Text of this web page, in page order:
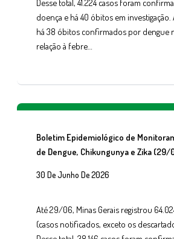
Desse total, 41.224 casos foram
doença e há 40 óbitos em
há 38 óbitos confirmados por dengue
relação à febre…
Boletim Epidemiológico de
de Dengue, Chikungunya e Zika (29/
30 De Junho De 2026
Até 29/06, Minas Gerais registrou
(casos notificados, exceto os